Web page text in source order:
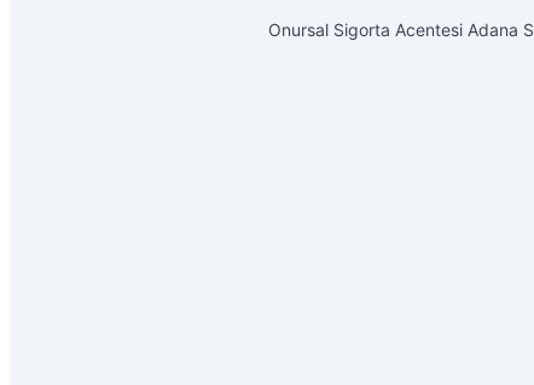
Onursal Sigorta Acentesi Adana